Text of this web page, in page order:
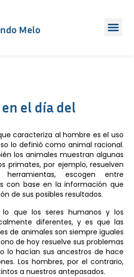
Melo
el día del
caracteriza al hombre es el uso
lo definió como animal racional.
los animales muestran algunas
primates, por ejemplo, resuelven
herramientas, escogen entre
con base en la información que
de sus posibles resultados.
que los seres humanos y los
diferentes, y es que las
de animales son siempre iguales
de hoy resuelve sus problemas
lo hacían sus ancestros de hace
Los hombres, por el contrario,
a nuestros antepasados.